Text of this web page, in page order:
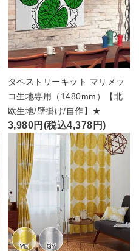
タペストリーキット マリメッ
コ生地専用（1480mm）【北
欧生地/壁掛け/自作】★
3,980円(税込4,378円)